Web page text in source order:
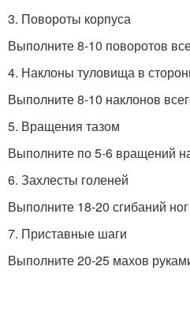
3. Повороты корпуса
Выполните 8-10 поворотов
4. Наклоны туловища в
Выполните 8-10 наклонов
5. Вращения тазом
Выполните по 5-6 вращений
6. Захлесты голеней
Выполните 18-20 сгибаний ног
7. Приставные шаги
Выполните 20-25 махов